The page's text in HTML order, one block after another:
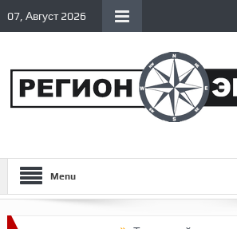
07, Август 2026
Menu